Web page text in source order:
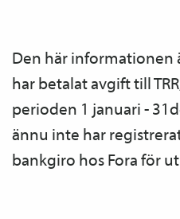
Den här informationen
har betalat avgift till
perioden 1 januari -
ännu inte har
bankgiro hos Fora för